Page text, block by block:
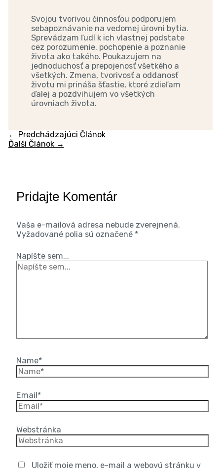
Svojou tvorivou činnosťou podporujem
sebapoznávanie na vedomej úrovni bytia.
Sprevádzam ľudí k ich vlastnej podstate
cez porozumenie, pochopenie a poznanie
života ako takého. Poukazujem na
jednoduchosť a prepojenosť všetkého a
všetkých. Zmena, tvorivosť a oddanosť
životu mi prináša šťastie, ktoré zdieľam
ďalej a pozdvihujem vo všetkých
úrovniach života.
← Predchádzajúci Článok
Ďalší Článok →
Pridajte Komentár
Vaša e-mailová adresa nebude zverejnená.
Vyžadované polia sú označené *
Napíšte sem...
Name*
Email*
Webstránka
Uložiť moje meno, e-mail a webovú stránku v